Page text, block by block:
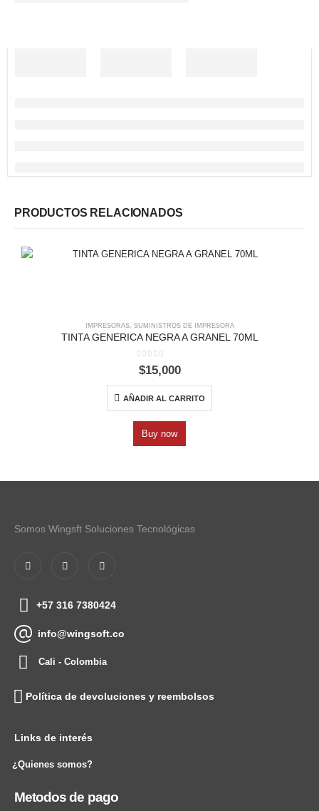
PRODUCTOS RELACIONADOS
IMPRESORAS, SUMINISTROS DE IMPRESORA
TINTA GENERICA NEGRA A GRANEL 70ML
0out of 5
$15,000
AÑADIR AL CARRITO
Buy now
Somos Wingsft Soluciones Tecnológicas
+57 316 7380424
info@wingsoft.co
Cali - Colombia
Política de devoluciones y reembolsos
Links de interés
¿Quienes somos?
Metodos de pago